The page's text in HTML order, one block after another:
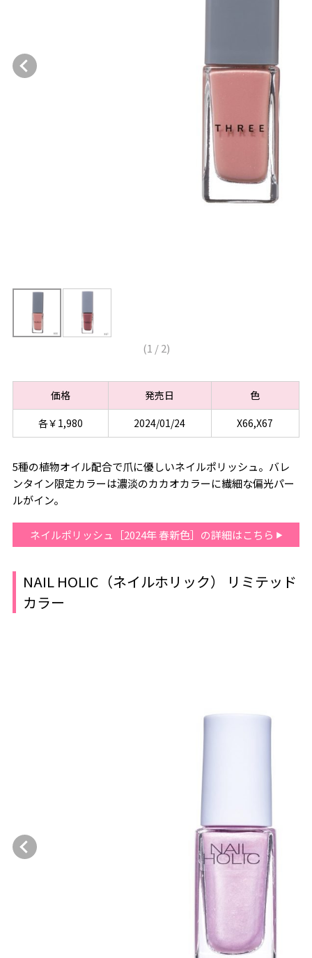
(1 /2)
価格 発売日
色
各￥1,980
2024/01/24 X66,X67
5種の植物オイル配合で爪に優しいネイルポリッシュ。バレ
ンタイン限定カラーは濃淡のカカオカラーに繊細な偏光パー
ルがイン。
ネイルポリッシュ［2024年 春新色］の詳細はこちら
NAIL HOLIC（ネイルホリック） リミテッド
カラー